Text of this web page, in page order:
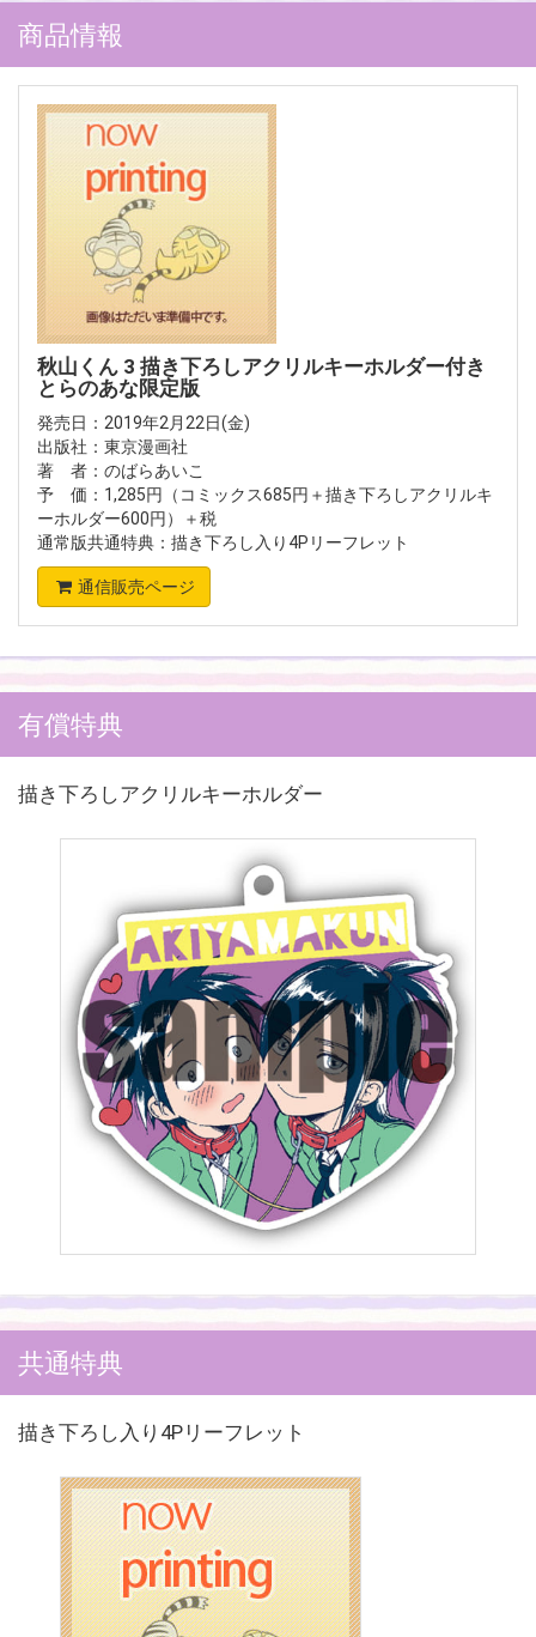
商品情報
秋山くん 3 描き下ろしアクリルキーホルダー付き
とらのあな限定版
発売日：2019年2月22日(金)
出版社：東京漫画社
著 者：のばらあいこ
予 価：1,285円（コミックス685円＋描き下ろしアクリルキ
ーホルダー600円）＋税
通常版共通特典：描き下ろし入り4Pリーフレット
通信販売ページ
有償特典
描き下ろしアクリルキーホルダー
共通特典
描き下ろし入り4Pリーフレット